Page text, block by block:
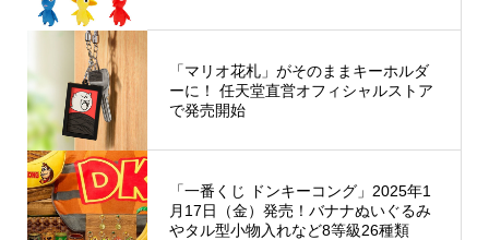
「マリオ花札」がそのままキーホルダ
ーに！ 任天堂直営オフィシャルストア
で発売開始
「一番くじ ドンキーコング」2025年1
月17日（金）発売！バナナぬいぐるみ
やタル型小物入れなど8等級26種類